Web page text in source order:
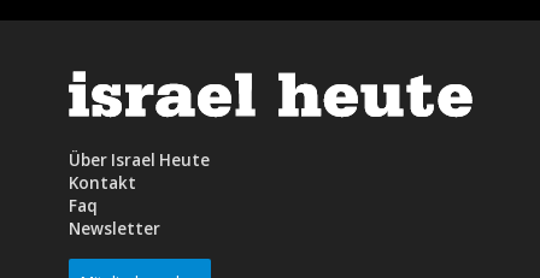
Über Israel Heute
Kontakt
Faq
Newsletter